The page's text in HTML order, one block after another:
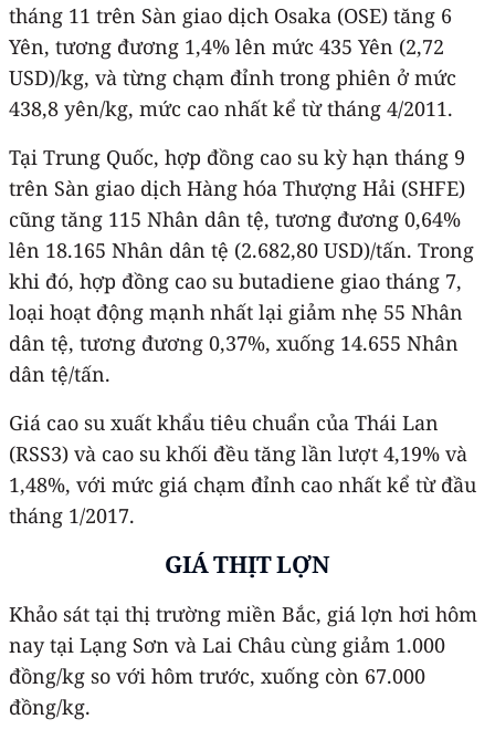
tháng 11 trên Sàn giao dịch Osaka (OSE) tăng 6
Yên, tương đương 1,4% lên mức 435 Yên (2,72
USD)/kg, và từng chạm đỉnh trong phiên ở mức
438,8 yên/kg, mức cao nhất kể từ tháng 4/2011.
Tại Trung Quốc, hợp đồng cao su kỳ hạn tháng 9
trên Sàn giao dịch Hàng hóa Thượng Hải (SHFE)
cũng tăng 115 Nhân dân tệ, tương đương 0,64%
lên 18.165 Nhân dân tệ (2.682,80 USD)/tấn. Trong
khi đó, hợp đồng cao su butadiene giao tháng 7,
loại hoạt động mạnh nhất lại giảm nhẹ 55 Nhân
dân tệ, tương đương 0,37%, xuống 14.655 Nhân
dân tệ/tấn.
Giá cao su xuất khẩu tiêu chuẩn của Thái Lan
(RSS3) và cao su khối đều tăng lần lượt 4,19% và
1,48%, với mức giá chạm đỉnh cao nhất kể từ đầu
tháng 1/2017.
GIÁ THỊT LỢN
Khảo sát tại thị trường miền Bắc, giá lợn hơi hôm
nay tại Lạng Sơn và Lai Châu cùng giảm 1.000
đồng/kg so với hôm trước, xuống còn 67.000
đồng/kg.